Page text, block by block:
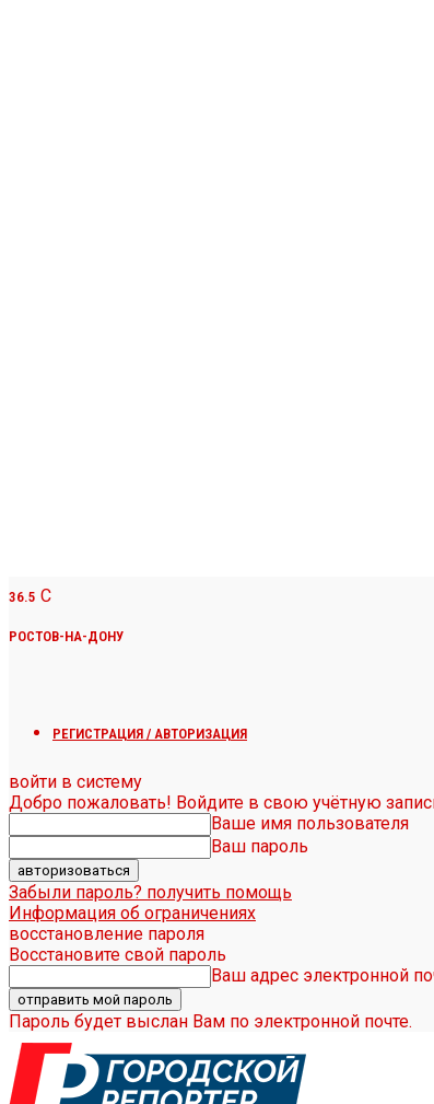
36.5 C
РОСТОВ-НА-ДОНУ
РЕГИСТРАЦИЯ / АВТОРИЗАЦИЯ
войти в систему
Добро пожаловать! Войдите в свою учётную
Ваше имя пользователя
Ваш пароль
Забыли пароль? получить помощь
Информация об ограничениях
восстановление пароля
Восстановите свой пароль
Ваш адрес электронной
Пароль будет выслан Вам по электронной почте.